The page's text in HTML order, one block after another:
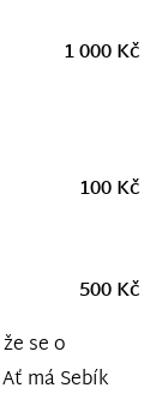
1 000 Kč
100 Kč
500 Kč
se o
má Sebík